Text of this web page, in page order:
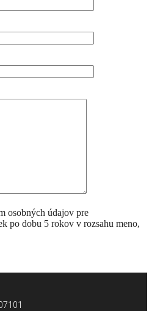
osobných údajov pre
po dobu 5 rokov v rozsahu meno,